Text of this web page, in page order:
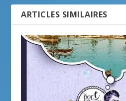
ARTICLES SIMILAIRES